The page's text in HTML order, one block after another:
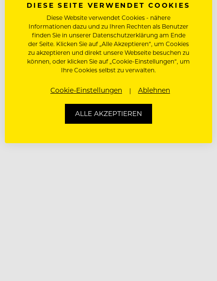
DIESE SEITE VERWENDET COOKIES
Diese Website verwendet Cookies - nähere
Informationen dazu und zu Ihren Rechten als Benutzer
finden Sie in unserer Datenschutzerklärung am Ende
der Seite. Klicken Sie auf „Alle Akzeptieren“, um Cookies
zu akzeptieren und direkt unsere Webseite besuchen zu
können, oder klicken Sie auf „Cookie-Einstellungen“, um
Ihre Cookies selbst zu verwalten.
Cookie-Einstellungen Ablehnen
ALLE AKZEPTIEREN